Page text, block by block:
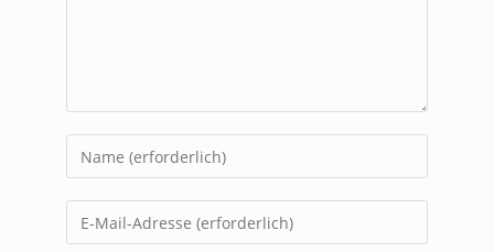
Gib
deinen
Namen
oder
Gib
deine